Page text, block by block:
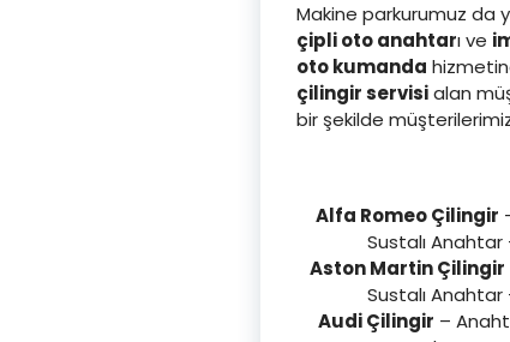
Makine parkurumuz da
çipli oto anahtarı ve
oto kumanda
çilingir servisialan
bir şekilde
Alfa Romeo Çilingir
Sustalı
Aston Martin Çilingir
Sustalı
Audi Çilingir –